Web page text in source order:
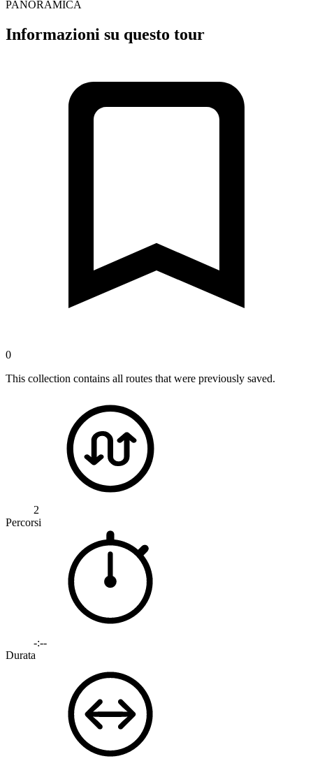
PANORAMICA
Informazioni su questo tour
0
This collection contains all routes that were previously saved.
2
Percorsi
-:--
Durata